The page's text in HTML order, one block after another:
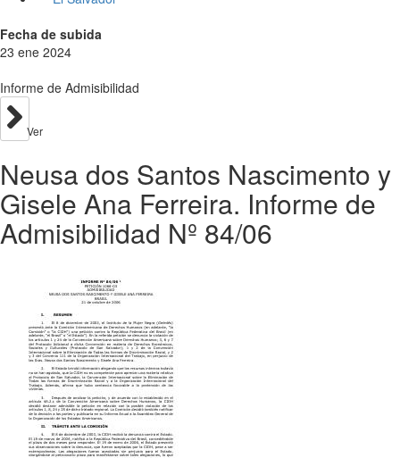
Fecha de subida
23 ene 2024
Informe de Admisibilidad
Ver
Neusa dos Santos Nascimento y
Gisele Ana Ferreira. Informe de
Admisibilidad Nº 84/06